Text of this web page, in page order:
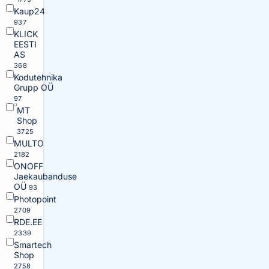
Kaup24
937
KLICK
EESTI
AS
368
Kodutehnika
Grupp OÜ
97
MT
Shop
3725
MULTO
2182
ONOFF
Jaekaubanduse
OÜ 93
Photopoint
2709
RDE.EE
2339
Smartech
Shop
2758